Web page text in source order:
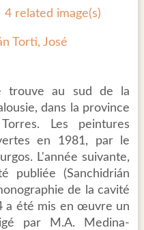
4 related image(s)
Torti, José
trouve au sud de la
dans la province
Les peintures
en 1981, par le
L'année suivante,
publiée (Sanchidrián
de la cavité
a été mis en œuvre un
par M.A. Medina-